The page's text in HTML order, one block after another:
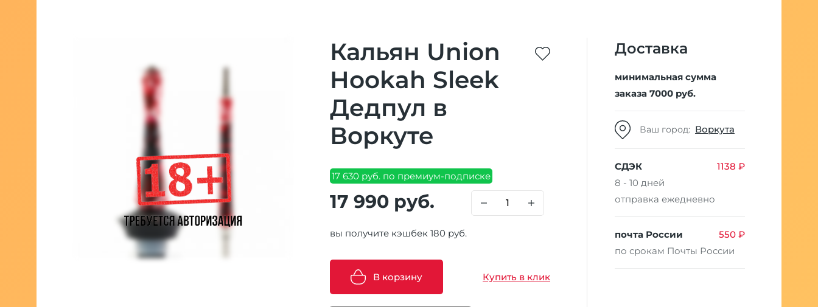
Кальян Union
Hookah Sleek
Дедпул в
Воркуте
17 630 руб. по премиум-подписке
17 990 руб.
вы получите кэшбек 180 руб.
В корзину Купить в клик
Доставка
минимальная сумма
заказа 7000 руб.
Ваш город: Воркута
СДЭК
1138 ₽
8 - 10 дней
отправка ежедневно
почта России
550 ₽
по срокам Почты России